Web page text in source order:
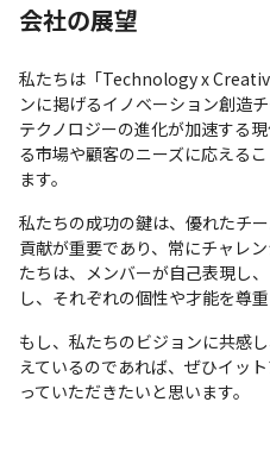
会社の展望
私たちは「Technology x
ンに掲げるイノベーション創造チ
テクノロジーの進化が加速する
る市場や顧客のニーズに応える
ます。
私たちの成功の鍵は、優れたチ
貢献が重要であり、常にチャレ
たちは、メンバーが自己表現し
し、それぞれの個性や才能を尊重
もし、私たちのビジョンに共感
えているのであれば、ぜひイッ
っていただきたいと思います。